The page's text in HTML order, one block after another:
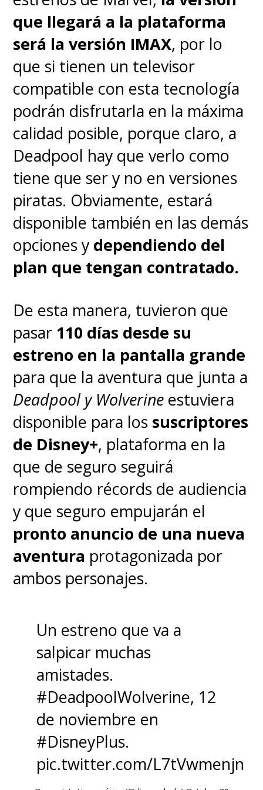
Disney/Marvel Studios.
Es importante aclarar que
la campaña publicitaria de la
nueva cinta de "Spidey" es
manejada por Sony, aunque
en coordinación con Marvel
Studios, como explicó hace
poco el presidente de marketing
de Walt Disney Studios,Asad
Ayaz.
"Kevin Feige y su equipo están
colaborando estrechamente con
el equipo de Sony en estos
temas. Así que hay
coordinación en ese sentido",
indicó aTHR.
La nueva película dirigida
por Jon Watts , que se estrena
endiciembre de este
2021, tiene confirmados a
Foxx como "Electro" , el villano
que estuvo sin pena ni gloria en
"The Amazing Spider-Man 2";
Alfred Molina como "Otto
"Spider-Man 2".
También vuelve
Simmonscomo"J. Jonah
Jameson", quien reveló la
identidad secreta de "Peter" en
la escena post-créditos de "Far
que llegará a la plataforma
será la versión IMAX, por lo
que si tienen un televisor
compatible con esta tecnología
podrán disfrutarla en la máxima
calidad posible, porque claro, a
Deadpool hay que verlo como
tiene que ser y no en versiones
piratas. Obviamente, estará
disponible también en las demás
opciones y dependiendo del
plan que tengan contratado.
De esta manera, tuvieron que
pasar 110 días desde su
estreno en la pantalla grande
para que la aventura que junta a
Deadpool y Wolverine estuviera
disponible para los suscriptores
de Disney+, plataforma en la
que de seguro seguirá
rompiendo récords de audiencia
y que seguro empujarán el
pronto anuncio de una nueva
aventura protagonizada por
ambos personajes.
Un estreno que va a
salpicar muchas
amistades.
#DeadpoolWolverine, 12
de noviembre en
#DisneyPlus.
pic.twitter.com/L7tVwmenjn